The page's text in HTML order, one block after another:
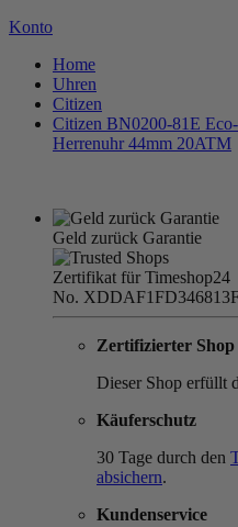
Konto
Home
Uhren
Citizen
Citizen BN0200-81E
Herrenuhr 44mm 20ATM
Geld zurück Garantie
Zertifikat für Timeshop24
No.
Zertifizierter Shop
Dieser Shop erfüllt
Käuferschutz
30 Tage durch den
absichern.
Kundenservice